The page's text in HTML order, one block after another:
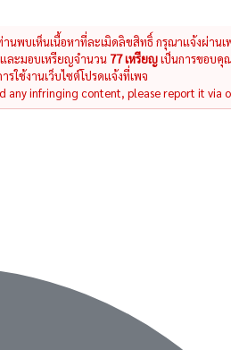
นพบเห็นเนื้อหาที่ละเมิดลิขสิทธิ์ กรุณาแจ้งผ่านเ
ละมอบเหรียญจำนวน 77 เหรียญเป็นการขอบคุ
ใช้งานเว็บไซต์โปรดแจ้งที่เพจ
any infringing content, please report it via